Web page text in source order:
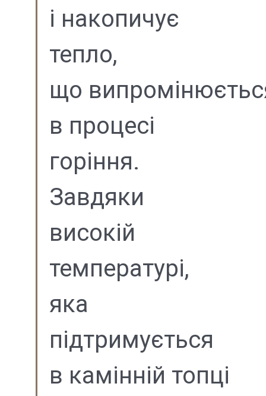
і накопичує
тепло,
що
в процесі
горіння.
Завдяки
високій
температурі,
яка
підтримується
в камінній топці